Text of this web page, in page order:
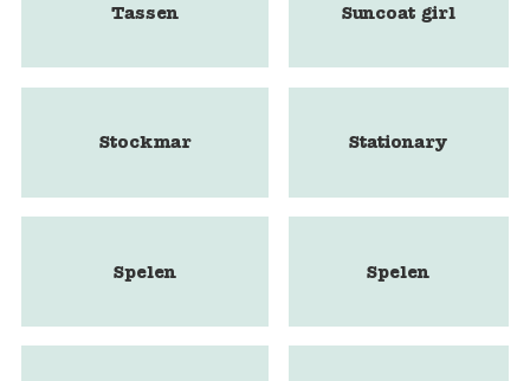
Tassen Suncoat girl
Stockmar Stationary
Spelen Spelen